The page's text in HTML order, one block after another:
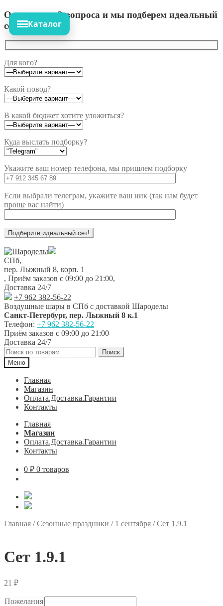
Ответьте на 3 вопроса и мы подберем идеальный
сет!
Для кого?
Какой повод?
В какой бюджет хотите уложиться?
Куда выслать подборку?
Укажите ваш номер телефона, мы пришлем подборку
Если выбрали телеграм, укажите ваш ник (так нам будет
проще вас найти)
Перейти
к
навигации
Перейти
к
содержимому
СПб,
пер. Лыжный 8, корп. 1
, Приём заказов с 09:00 до 21:00,
Доставка 24/7
+7 962 382-56-22
Воздушные шары в СПб с доставкой Шароделы
Санкт-Петербург, пер. Лыжный 8 к.1
Телефон: +7 962 382-56-22
Приём заказов с 09:00 до 21:00
Доставка 24/7
Искать:
Поиск
Меню
Главная
Магазин
Оплата.Доставка.Гарантии
Контакты
Главная
Магазин
Оплата.Доставка.Гарантии
Контакты
0 ₽ 0 товаров
Каталог
Главная /Сезонные праздники / 1 сентября /Сет 1.9.1
Сет 1.9.1
21 ₽
Пожелания